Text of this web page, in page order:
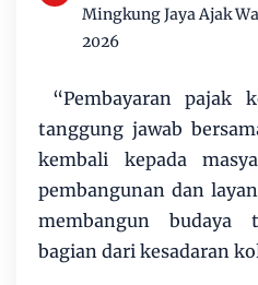
Mingkung Jaya Ajak
2026
“Pembayaran pajak
tanggung jawab
kembali kepada
pembangunan dan
membangun budaya
bagian dari kesadaran